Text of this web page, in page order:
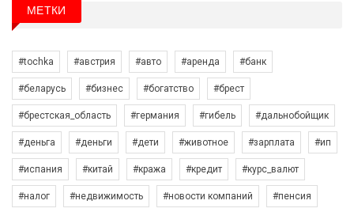
МЕТКИ
#tochka #австрия #авто #аренда #банк
#беларусь #бизнес #богатство #брест
#брестская_область #германия #гибель #дальнобойщик
#деньга #деньги #дети #животное #зарплата #ип
#испания #китай #кража #кредит #курс_валют
#налог #недвижимость #новости компаний #пенсия